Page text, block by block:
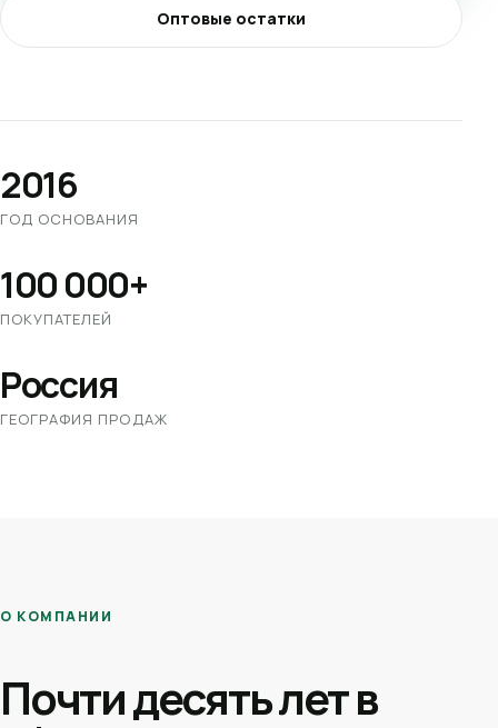
Оптовые остатки
2016
ГОД ОСНОВАНИЯ
100 000+
ПОКУПАТЕЛЕЙ
Россия
ГЕОГРАФИЯ ПРОДАЖ
О КОМПАНИИ
Почти десять лет в